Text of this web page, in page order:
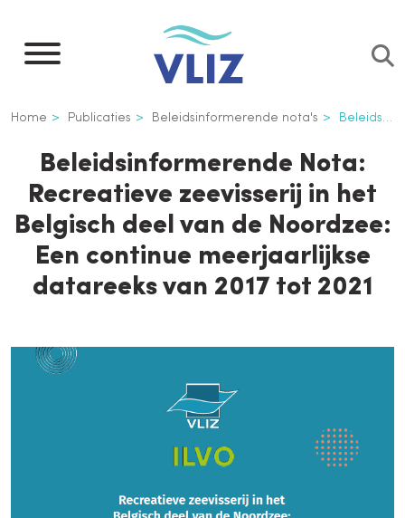
naar
inhoud
Kruimelpad
Home Publicaties Beleidsinformerende nota's Beleidsinformerende Nota: Recreatieve zeevisserij in het Belgisch deel van de Noordzee: Een continue meerjaarlijkse datareeks van 2017 tot 2021
Beleidsinformerende Nota:
Recreatieve zeevisserij in het
Belgisch deel van de Noordzee:
Een continue meerjaarlijkse
datareeks van 2017 tot 2021